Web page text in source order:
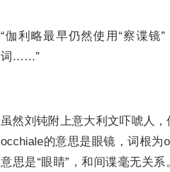
“伽利略最早仍然使用“察谍镜
词……”
虽然刘钝附上意大利文吓唬人
occhiale的意思是眼镜，词根为
意思是“眼睛”，和间谍毫无关